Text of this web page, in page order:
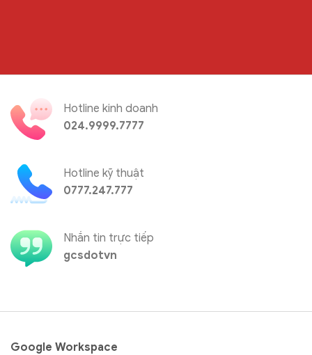
Hotline kinh doanh
024.9999.7777
Hotline kỹ thuật
0777.247.777
Nhắn tin trực tiếp
gcsdotvn
Google Workspace